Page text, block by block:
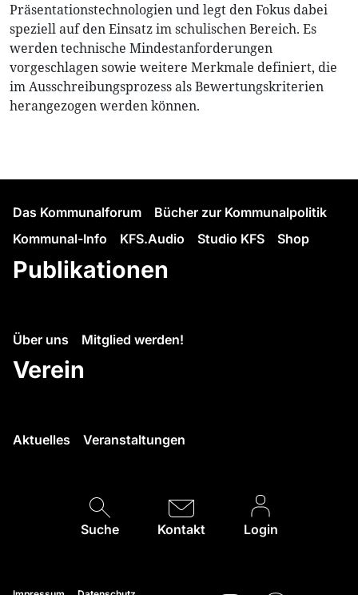
Präsentationstechnologien und legt den Fokus dabei
speziell auf den Einsatz im schulischen Bereich. Es
werden technische Mindestanforderungen
vorgeschlagen sowie weitere Merkmale definiert, die
im Ausschreibungsprozess als Bewertungskriterien
herangezogen werden können.
Das Kommunalforum
Bücher zur Kommunalpolitik
Kommunal-Info
KFS.Audio Studio KFS Shop
Publikationen
Über uns Mitglied werden!
Verein
Aktuelles Veranstaltungen
Suche Kontakt Login